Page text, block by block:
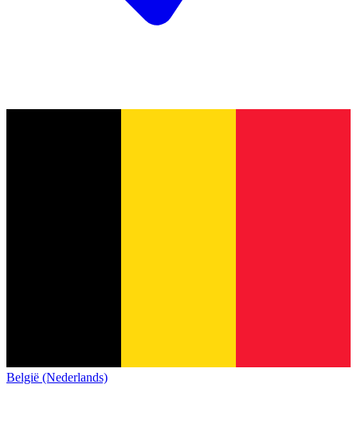
België (Nederlands)